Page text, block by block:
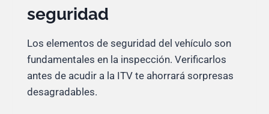
seguridad
Los elementos de seguridad del vehículo son
fundamentales en la inspección. Verificarlos
antes de acudir a la ITV te ahorrará sorpresas
desagradables.